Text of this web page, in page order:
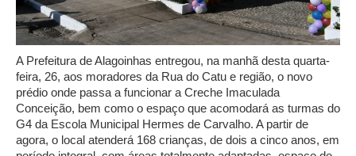
A Prefeitura de Alagoinhas entregou, na manhã desta quarta-
feira, 26, aos moradores da Rua do Catu e região, o novo
prédio onde passa a funcionar a Creche Imaculada
Conceição, bem como o espaço que acomodará as turmas do
G4 da Escola Municipal Hermes de Carvalho. A partir de
agora, o local atenderá 168 crianças, de dois a cinco anos, em